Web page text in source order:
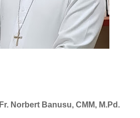
Fr. Norbert Banusu, CMM, M.Pd .